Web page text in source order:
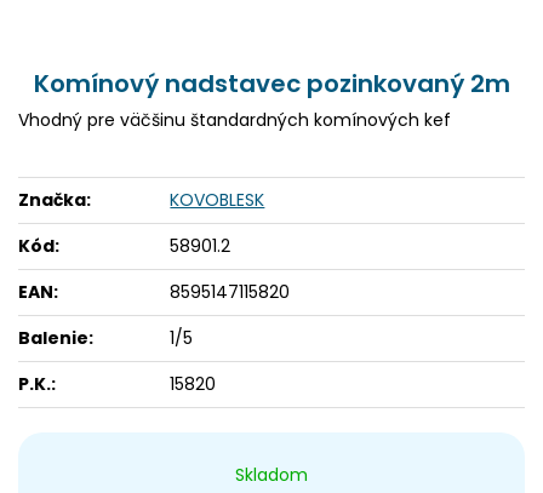
Skladom
Komínový nadstavec pozinkovaný 2m
Vhodný pre väčšinu štandardných komínových kef
Značka:
KOVOBLESK
Kód:
58901.2
EAN:
8595147115820
Balenie:
1/5
P.K.:
15820